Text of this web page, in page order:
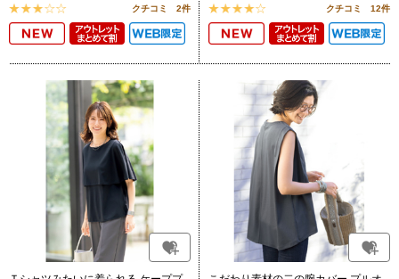
クチコミ 2件 クチコミ 12件